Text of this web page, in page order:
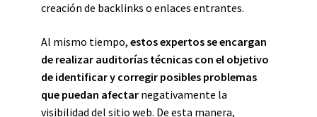
creación de backlinks o enlaces entrantes.
Al mismo tiempo, estos expertos se encargan
de realizar auditorías técnicas con el objetivo
de identificar y corregir posibles problemas
que puedan afectar negativamente la
visibilidad del sitio web. De esta manera,